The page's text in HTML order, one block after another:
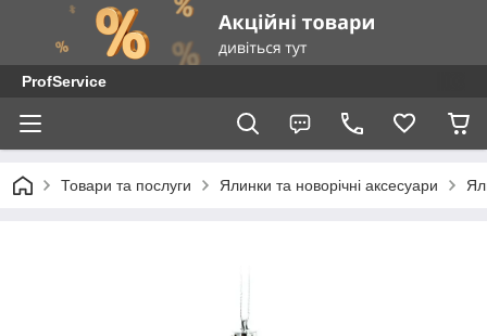
ProfService
Товари та послуги Ялинки та новорічні аксесуари